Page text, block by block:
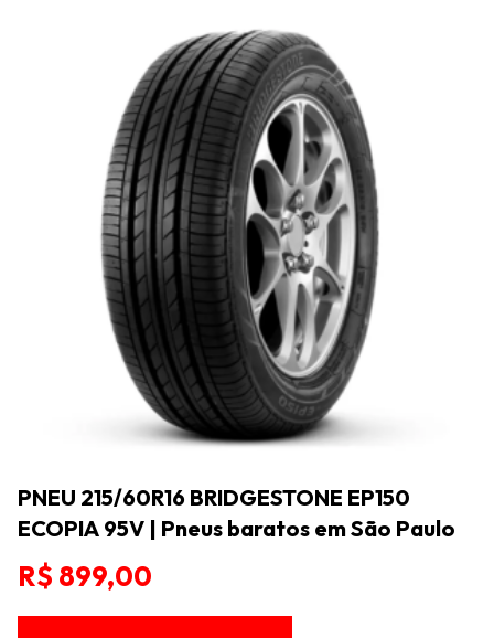
PNEU 215/60R16 BRIDGESTONE EP150
ECOPIA 95V | Pneus baratos em São Paulo
R$ 899,00